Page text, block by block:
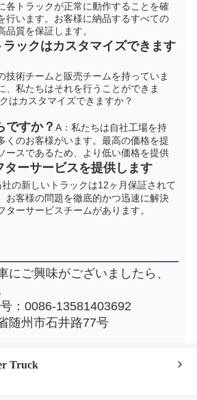
各トラックが正常に動作することを確
行います。お客様に納品するすべての
質を保証します。
ックはカスタマイズできます
技術チームと販売チームを持っていま
、私たちはそれを行うことができま
はカスタマイズできますか？
ですか？ A：私たちは自社工場を持
くのお客様がいます。最高の価格を提
ースであるため、より低い価格を提供
ターサービスを提供します
の新しいトラックは12ヶ月保証されて
お客様の問題を徹底的かつ迅速に解決
ターサービスチームがあります。
にご興味がございましたら、
：0086-13581403692
随州市石井路77号
Truck